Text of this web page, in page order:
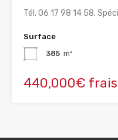
Tél. 06 17 98 14 58.
Surface
385 m²
440,000€